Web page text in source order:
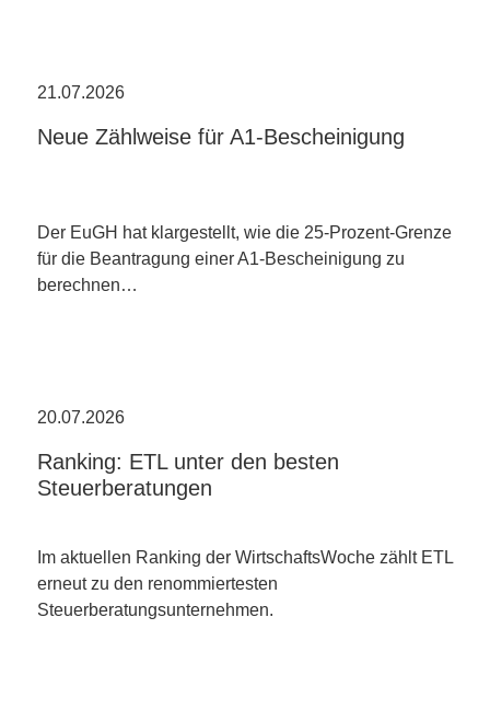
21.07.2026
Neue Zählweise für A1-Bescheinigung
Der EuGH hat klargestellt, wie die 25-Prozent-Grenze
für die Beantragung einer A1-Bescheinigung zu
berechnen…
20.07.2026
Ranking: ETL unter den besten
Steuerberatungen
Im aktuellen Ranking der WirtschaftsWoche zählt ETL
erneut zu den renommiertesten
Steuerberatungsunternehmen.